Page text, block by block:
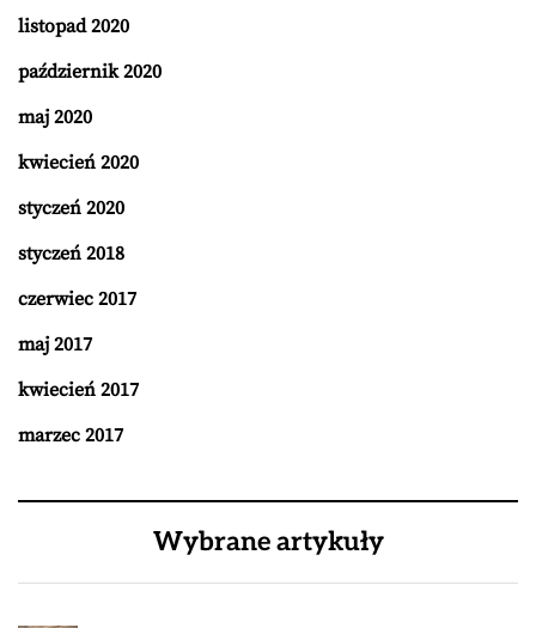
listopad 2020
październik 2020
maj 2020
kwiecień 2020
styczeń 2020
styczeń 2018
czerwiec 2017
maj 2017
kwiecień 2017
marzec 2017
Wybrane artykuły